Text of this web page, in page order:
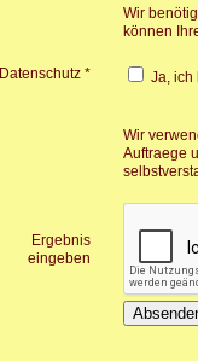
Wir
können
Datenschutz * Ja, ich
Wir
Auftraege
Ergebnis
eingeben